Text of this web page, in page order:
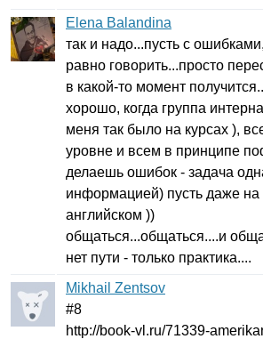
Elena Balandina
так и надо...пусть с
равно говорить...просто
в какой-то момент
хорошо, когда группа
меня так было на курсах ),
уровне и всем в принципе
делаешь ошибок - задача
информацией) пусть даже
английском ))
общаться...общаться....и
нет пути - только практика....
Mikhail Zentsov
#8
http://book-vl .ru/71339-